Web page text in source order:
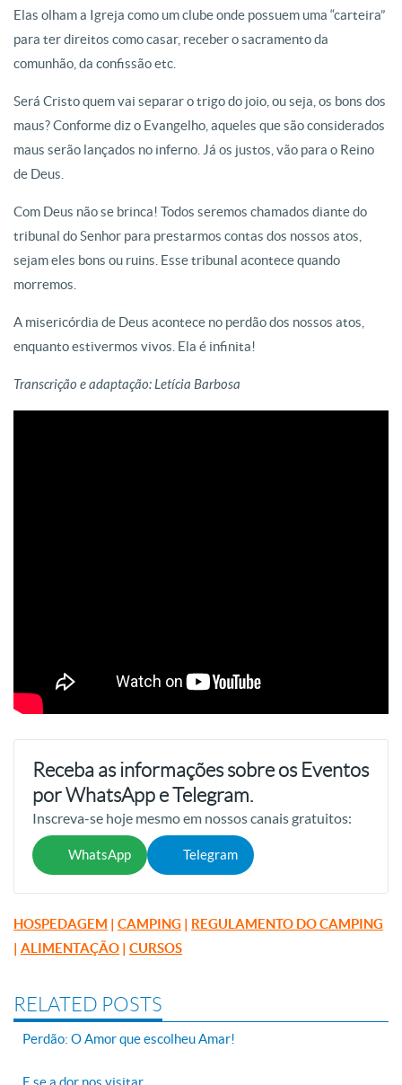
Elas olham a Igreja como um clube onde possuem uma “carteira”
para ter direitos como casar, receber o sacramento da
comunhão, da confissão etc.
Será Cristo quem vai separar o trigo do joio, ou seja, os bons dos
maus? Conforme diz o Evangelho, aqueles que são considerados
maus serão lançados no inferno. Já os justos, vão para o Reino
de Deus.
Com Deus não se brinca! Todos seremos chamados diante do
tribunal do Senhor para prestarmos contas dos nossos atos,
sejam eles bons ou ruins. Esse tribunal acontece quando
morremos.
A misericórdia de Deus acontece no perdão dos nossos atos,
enquanto estivermos vivos. Ela é infinita!
Transcrição e adaptação: Letícia Barbosa
Receba as informações sobre os Eventos
por WhatsApp e Telegram.
Inscreva-se hoje mesmo em nossos canais gratuitos:
WhatsApp Telegram
HOSPEDAGEM | CAMPING | REGULAMENTO DO CAMPING
| ALIMENTAÇÃO | CURSOS
RELATED POSTS
Perdão: O Amor que escolheu Amar!